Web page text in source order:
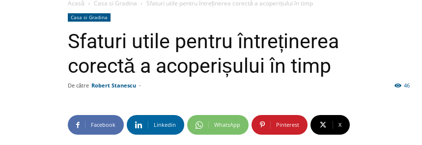
Acasă Casa si Gradina Sfaturi utile pentru întreținerea corectă a acoperișului în timp
Casa si Gradina
Sfaturi utile pentru întreținerea
corectă a acoperișului în timp
De către Robert Stanescu - 46
Facebook Linkedin WhatsApp Pinterest X